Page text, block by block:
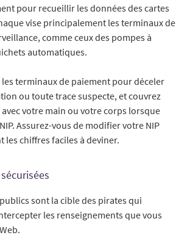
pour recueillir les données des cartes
vise principalement les terminaux de
comme ceux des pompes à
automatiques.
les terminaux de paiement pour déceler
ou toute trace suspecte, et couvrez
votre main ou votre corps lorsque
Assurez-vous de modifier votre NIP
les chiffres faciles à deviner.
sont la cible des pirates qui
les renseignements que vous